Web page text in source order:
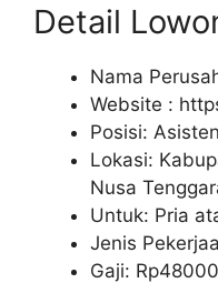
Detail
Nama
Website :
Posisi:
Lokasi:
Nusa
Untuk: Pria
Jenis
Gaji: Rp